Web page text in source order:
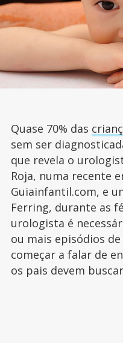
Quase 70% das
sem ser
que revela o
Roja, numa recente
Guiainfantil.com, e
Ferring, durante as
urologista é
ou mais episódios
começar a falar de
os pais devem